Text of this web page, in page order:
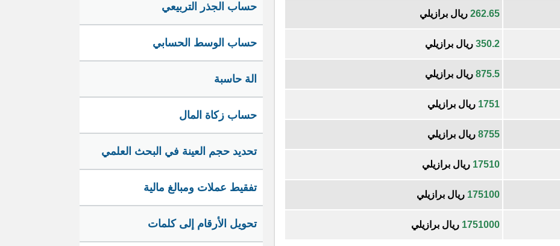
262.65 ريال برازيلي
350.2 ريال برازيلي
875.5 ريال برازيلي
1751 ريال برازيلي
8755 ريال برازيلي
17510 ريال برازيلي
175100 ريال برازيلي
1751000 ريال برازيلي
حساب الجذر التربيعي
حساب الوسط الحسابي
الة حاسبة
حساب زكاة المال
تحديد حجم العينة في البحث العلمي
تفقيط عملات ومبالغ مالية
تحويل الأرقام إلى كلمات